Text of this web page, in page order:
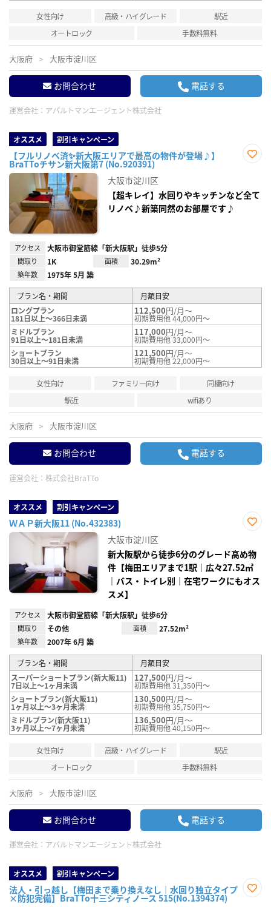
女性向け 高級・ハイグレード
駅近
オートロック
手数料無料
大阪府 大阪市淀川区
お問合わせ 電話する
運営会社： アパルトマンエージェント株式会社
オススメ 割引キャンペーン
【フルリノベ済✨新大阪エリアで最高の物件が登場♪】
BraTToチサン新大阪第7 (No.920391)
録
大阪市淀川区
【超キレイ】水回りやキッチンなど全て
リノベ♪新築同然のお部屋です♪
アクセス 大阪市御堂筋線「新大阪駅」徒歩5分
間取り 1K 面積 30.29m²
築年数 1975年 5月 築
プラン名・期間
月額目安
ロングプラン
181日以上～366日未満
112,500円/月～
初期費用他 44,000円～
ミドルプラン
91日以上～181日未満
117,000円/月～
初期費用他 33,000円～
ショートプラン
30日以上～91日未満
121,500円/月～
初期費用他 22,000円～
女性向け ファミリー向け
同棲向け
駅近
wifiあり
大阪府 大阪市淀川区
お問合わせ 電話する
運営会社： 株式会社BraTTo
オススメ 割引キャンペーン
ＷＡＰ新大阪11 (No.432383)
り登
録
大阪市淀川区
新大阪駅から徒歩6分のグレード高め物
件【梅田エリアまで1駅｜広々27.52㎡
｜バス・トイレ別｜在宅ワークにもオス
スメ】
アクセス 大阪市御堂筋線「新大阪駅」徒歩6分
間取り その他 面積 27.52m²
築年数 2007年 6月 築
プラン名・期間
月額目安
スーパーショートプラン(新大阪11)
7日以上～1ヶ月未満
127,500円/月～
初期費用他 31,350円～
ショートプラン(新大阪11)
1ヶ月以上～3ヶ月未満
130,500円/月～
初期費用他 35,750円～
ミドルプラン(新大阪11)
3ヶ月以上～7ヶ月未満
136,500円/月～
初期費用他 40,150円～
女性向け 高級・ハイグレード
駅近
オートロック
手数料無料
大阪府 大阪市淀川区
お問合わせ 電話する
運営会社： アパルトマンエージェント株式会社
オススメ 割引キャンペーン
法人・引っ越し【梅田まで乗り換えなし｜水回り独立タイプ
×防犯完備】BraTTo十三シティノース 515(No.1394374)